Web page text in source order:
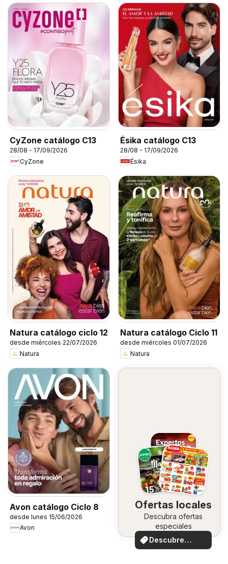
CyZone catálogo C13
28/08 - 17/09/2026
CyZone
Ésika catálogo C13
28/08 - 17/09/2026
Ésika
Natura catálogo ciclo 12
desde miércoles 22/07/2026
Natura
Natura catálogo Ciclo 11
desde miércoles 01/07/2026
Natura
Avon catálogo Ciclo 8
desde lunes 15/06/2026
Avon
Ofertas locales
Descubra ofertas
especiales
Descubre
ofertas